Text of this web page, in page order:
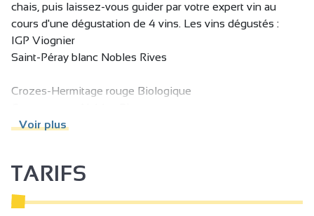
chais, puis laissez-vous guider par votre expert vin au
cours d'une dégustation de 4 vins. Les vins dégustés :
IGP Viognier
Saint-Péray blanc Nobles Rives
Crozes-Hermitage rouge Biologique
→ Activité réalisable pour des groupes de minimum 12
personnes.
→ Tarif incluant la visite de la Cave de Tain (45 minutes) et
Voir plus
TARIFS